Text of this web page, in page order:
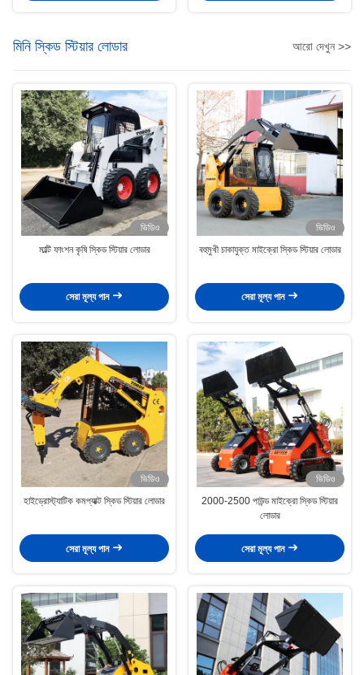
মিনি স্কিড স্টিয়ার লোডার আরো দেখুন >>
ভিডিও
মাল্টি ফাংশন কৃষি স্কিড স্টিয়ার লোডার
সেরা মূল্য পান
ভিডিও
বহুমুখী চাকাযুক্ত মাইক্রো স্কিড স্টিয়ার লোডার
সেরা মূল্য পান
ভিডিও
হাইড্রোস্ট্যাটিক কমপ্যাক্ট স্কিড স্টিয়ার লোডার
সেরা মূল্য পান
ভিডিও
2000-2500 পাউন্ড মাইক্রো স্কিড স্টিয়ার
লোডার
সেরা মূল্য পান